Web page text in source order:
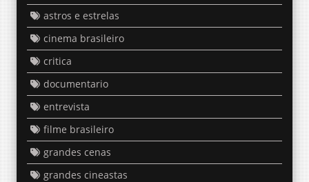
astros e estrelas
cinema brasileiro
critica
documentario
entrevista
filme brasileiro
grandes cenas
grandes cineastas